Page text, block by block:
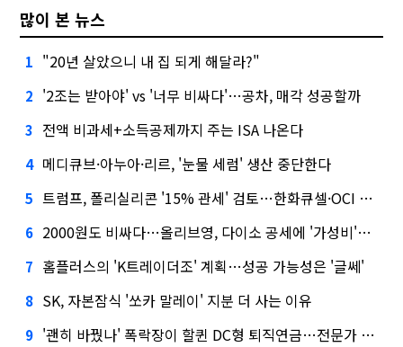
많이 본 뉴스
1 "20년 살았으니 내 집 되게 해달라?"
2 '2조는 받아야' vs '너무 비싸다'…공차, 매각 성공할까
3 전액 비과세+소득공제까지 주는 ISA 나온다
4 메디큐브·아누아·리르, '눈물 세럼' 생산 중단한다
5 트럼프, 폴리실리콘 '15% 관세' 검토…한화큐셀·OCI 영향은?
6 2000원도 비싸다…올리브영, 다이소 공세에 '가성비'로 맞불
7 홈플러스의 'K트레이더조' 계획…성공 가능성은 '글쎄'
8 SK, 자본잠식 '쏘카 말레이' 지분 더 사는 이유
9 '괜히 바꿨나' 폭락장이 할퀸 DC형 퇴직연금…전문가 조언은